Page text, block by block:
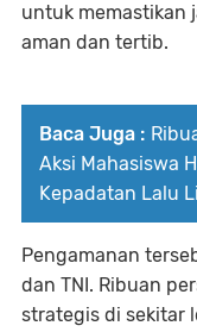
untuk memastikan
aman dan tertib.
Baca Juga :
Aksi Mahasiswa
Kepadatan Lalu
Pengamanan
dan TNI. Ribuan
strategis di sekitar